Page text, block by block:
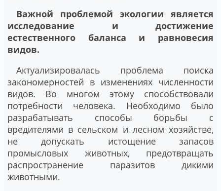
Важной проблемой экологии является
исследование и достижение
естественного баланса и равновесия
видов.
Актуализировалась проблема поиска
закономерностей в изменениях численности
видов. Во многом этому способствовали
потребности человека. Необходимо было
разрабатывать способы борьбы с
вредителями в сельском и лесном хозяйстве,
не допускать истощение запасов
промысловых животных, предотвращать
распространение паразитов дикими
животными.